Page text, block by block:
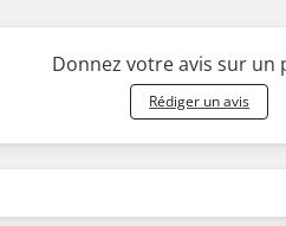
Donnez votre avis sur un
Rédiger un avis